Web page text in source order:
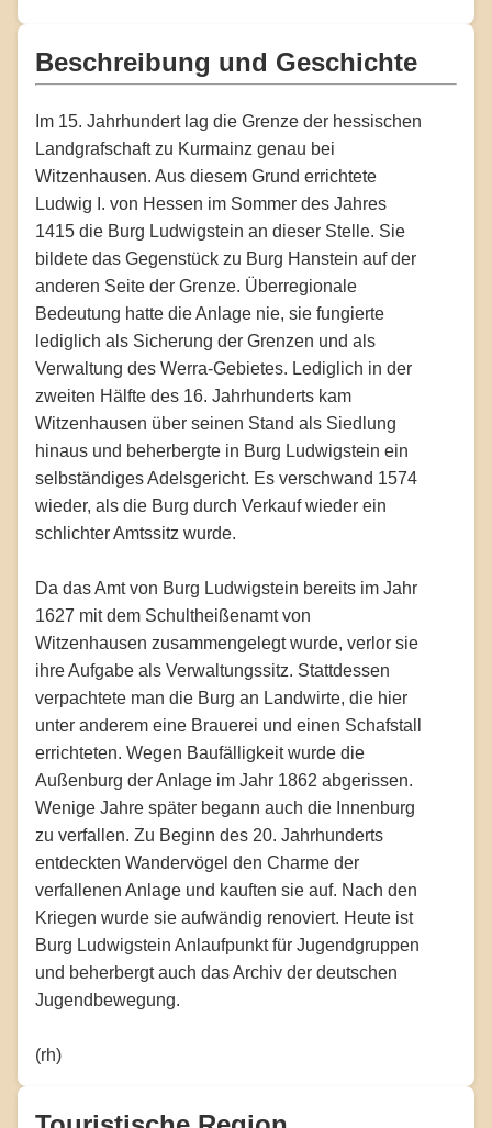
Beschreibung und Geschichte
Im 15. Jahrhundert lag die Grenze der hessischen
Landgrafschaft zu Kurmainz genau bei
Witzenhausen. Aus diesem Grund errichtete
Ludwig I. von Hessen im Sommer des Jahres
1415 die Burg Ludwigstein an dieser Stelle. Sie
bildete das Gegenstück zu Burg Hanstein auf der
anderen Seite der Grenze. Überregionale
Bedeutung hatte die Anlage nie, sie fungierte
lediglich als Sicherung der Grenzen und als
Verwaltung des Werra-Gebietes. Lediglich in der
zweiten Hälfte des 16. Jahrhunderts kam
Witzenhausen über seinen Stand als Siedlung
hinaus und beherbergte in Burg Ludwigstein ein
selbständiges Adelsgericht. Es verschwand 1574
wieder, als die Burg durch Verkauf wieder ein
schlichter Amtssitz wurde.
Da das Amt von Burg Ludwigstein bereits im Jahr
1627 mit dem Schultheißenamt von
Witzenhausen zusammengelegt wurde, verlor sie
ihre Aufgabe als Verwaltungssitz. Stattdessen
verpachtete man die Burg an Landwirte, die hier
unter anderem eine Brauerei und einen Schafstall
errichteten. Wegen Baufälligkeit wurde die
Außenburg der Anlage im Jahr 1862 abgerissen.
Wenige Jahre später begann auch die Innenburg
zu verfallen. Zu Beginn des 20. Jahrhunderts
entdeckten Wandervögel den Charme der
verfallenen Anlage und kauften sie auf. Nach den
Kriegen wurde sie aufwändig renoviert. Heute ist
Burg Ludwigstein Anlaufpunkt für Jugendgruppen
und beherbergt auch das Archiv der deutschen
Jugendbewegung.
(rh)